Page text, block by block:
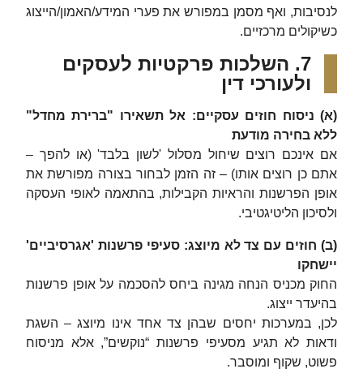
לנסיבות, ואף מסמן במפורש את פערי המידע/האמון/הייצוג
כשיקולים מרכזיים.
7. השלכות פרקטיות לעסקים
ולעורכי דין
(א) ניסוח חוזים עסקיים: אל תשאירו "ברירת מחדל"
ללא בחירה מודעת
אם אינכם רוצים שיחול מסלול 'לשון בלבד' (או להפך –
אתם כן רוצים אותו) – זה הזמן לבחור בצורה מפורשת את
אופן הפרשנות והראיות הקבילות, בהתאמה לאופי העסקה
ולסיכון הליטיגטיבי.
(ב) חוזים עם צד לא מיוצג: סעיפי פרשנות 'אגרסיביים'
יישחקו
החוק מכניס הנחה מגינה ביחס להסכמה על אופן פרשנות
בהיעדר ייצוג.
לכן, במערכות יחסים שבהן צד אחד אינו מיוצג – השגת
ודאות לא תגיע מסעיפי פרשנות “נוקשים”, אלא מניסוח
פשוט, שקוף ומוסבר.